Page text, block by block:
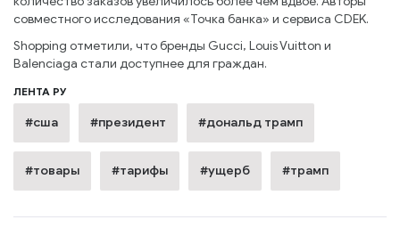
совместного исследования «Точка банка» и сервиса CDEK.
Shopping отметили, что бренды Gucci, Louis Vuitton и
Balenciaga стали доступнее для граждан.
ЛЕНТА РУ
#сша #президент #дональд трамп
#товары #тарифы #ущерб #трамп